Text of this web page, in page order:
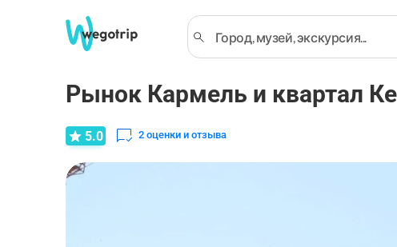
Рынок Кармель и квартал
5.0 2 оценки и отзыва